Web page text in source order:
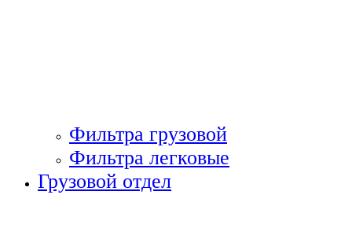
Фильтра грузовой
Фильтра легковые
Грузовой отдел